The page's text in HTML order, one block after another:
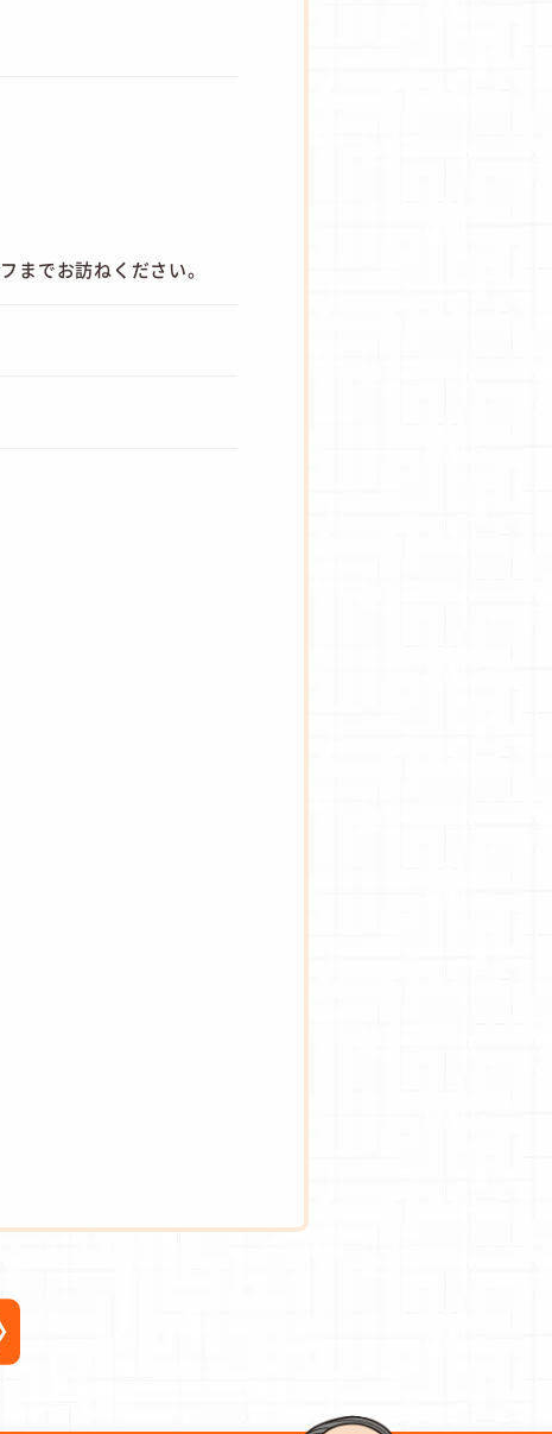
までお訪ねください。